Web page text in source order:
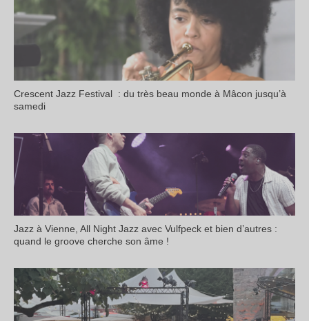
Crescent Jazz Festival : du très beau monde à Mâcon jusqu’à
samedi
Jazz à Vienne, All Night Jazz avec Vulfpeck et bien d’autres :
quand le groove cherche son âme !